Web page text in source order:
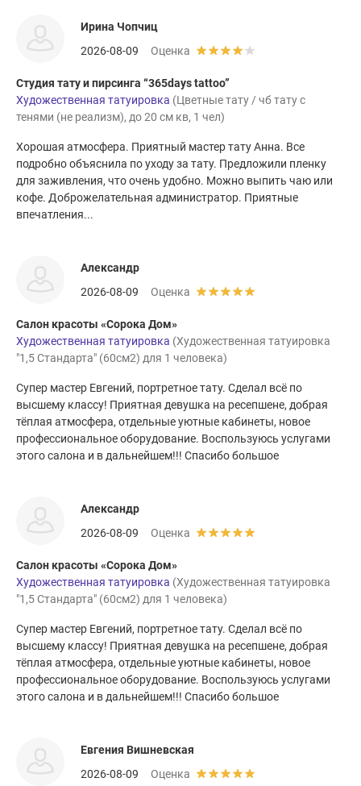
Ирина Чопчиц
2026-08-09
Оценка
Студия тату и пирсинга “365days tattoo”
Художественная татуировка (Цветные тату / чб тату с
тенями (не реализм), до 20 см кв, 1 чел)
Хорошая атмосфера. Приятный мастер тату Анна. Все
подробно объяснила по уходу за тату. Предложили пленку
для заживления, что очень удобно. Можно выпить чаю или
кофе. Доброжелательная администратор. Приятные
впечатления...
Александр
2026-08-09
Оценка
Салон красоты «Сорока Дом»
Художественная татуировка (Художественная татуировка
"1,5 Стандарта" (60см2) для 1 человека)
Супер мастер Евгений, портретное тату. Сделал всё по
высшему классу! Приятная девушка на ресепшене, добрая
тёплая атмосфера, отдельные уютные кабинеты, новое
профессиональное оборудование. Воспользуюсь услугами
этого салона и в дальнейшем!!! Спасибо большое
Александр
2026-08-09
Оценка
Салон красоты «Сорока Дом»
Художественная татуировка (Художественная татуировка
"1,5 Стандарта" (60см2) для 1 человека)
Супер мастер Евгений, портретное тату. Сделал всё по
высшему классу! Приятная девушка на ресепшене, добрая
тёплая атмосфера, отдельные уютные кабинеты, новое
профессиональное оборудование. Воспользуюсь услугами
этого салона и в дальнейшем!!! Спасибо большое
Евгения Вишневская
2026-08-09
Оценка